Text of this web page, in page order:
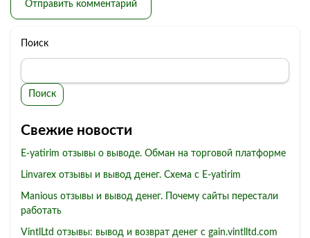
Поиск
Поиск
Свежие новости
E-yatirim отзывы о выводе. Обман на торговой платформе
Linvarex отзывы и вывод денег. Схема с E-yatirim
Manious отзывы и вывод денег. Почему сайты перестали
работать
VintlLtd отзывы: вывод и возврат денег с gain.vintlltd.com